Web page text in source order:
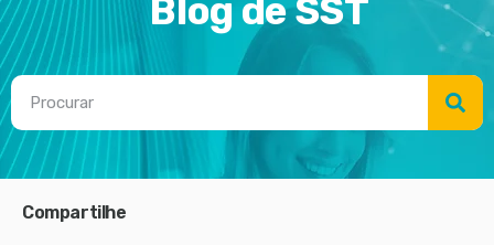
Blog de SST
Compartilhe